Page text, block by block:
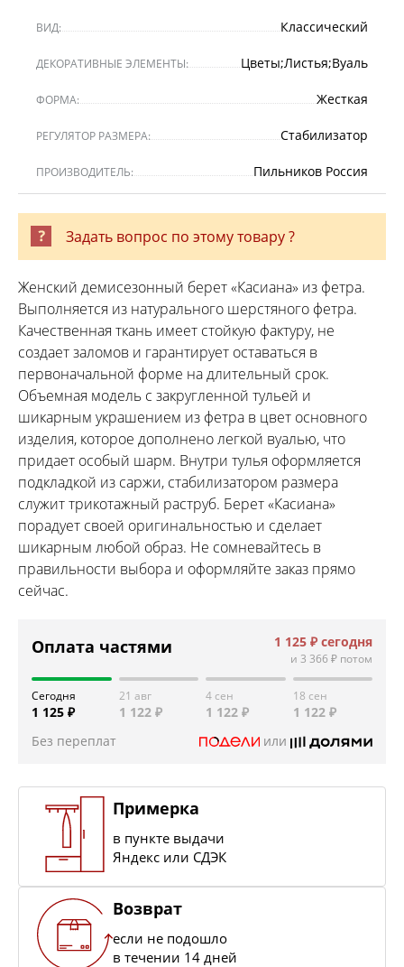
ВИД: Классический
ДЕКОРАТИВНЫЕ ЭЛЕМЕНТЫ: Цветы;Листья;Вуаль
ФОРМА: Жесткая
РЕГУЛЯТОР РАЗМЕРА: Стабилизатор
ПРОИЗВОДИТЕЛЬ: Пильников Россия
Задать вопрос по этому товару ?
Женский демисезонный берет «Касиана» из фетра.
Выполняется из натурального шерстяного фетра.
Качественная ткань имеет стойкую фактуру, не
создает заломов и гарантирует оставаться в
первоначальной форме на длительный срок.
Объемная модель с закругленной тульей и
шикарным украшением из фетра в цвет основного
изделия, которое дополнено легкой вуалью, что
придает особый шарм. Внутри тулья оформляется
подкладкой из саржи, стабилизатором размера
служит трикотажный раструб. Берет «Касиана»
порадует своей оригинальностью и сделает
шикарным любой образ. Не сомневайтесь в
правильности выбора и оформляйте заказ прямо
сейчас.
Оплата частями 1 125 ₽ сегодня
и 3 366 ₽ потом
Сегодня
1 125 ₽
21 авг
1 122 ₽
4 сен
1 122 ₽
18 сен
1 122 ₽
Без переплат
или
Примерка
в пункте выдачи
Яндекс или СДЭК
Возврат
если не подошло
в течении 14 дней